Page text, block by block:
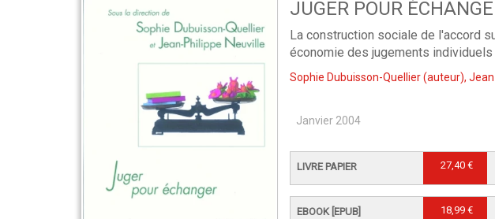
JUGER POUR
La construction sociale de l'accord
économie des jugements individuels
Sophie Dubuisson-Quellier(auteur),
Janvier 2004
LIVRE PAPIER 27,40 €
EBOOK [EPUB] 18,99 €